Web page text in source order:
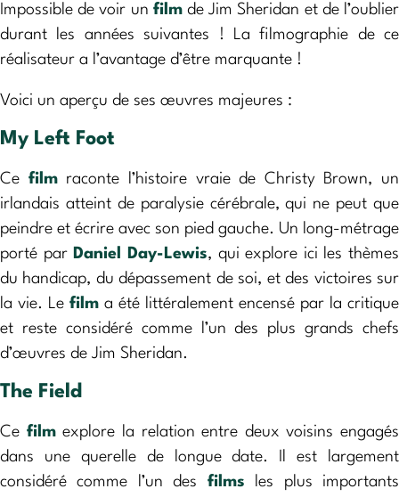
Impossible de voir un filmde Jim Sheridan et de l’oublier
durant les années suivantes ! La filmographie de ce
réalisateur a l’avantage d’être marquante !
Voici un aperçu de ses œuvres majeures :
My Left Foot
Ce filmraconte l’histoire vraie de Christy Brown, un
irlandais atteint de paralysie cérébrale, qui ne peut que
peindre et écrire avec son pied gauche. Un long-métrage
porté par Daniel Day-Lewis, qui explore ici les thèmes
du handicap, du dépassement de soi, et des victoires sur
la vie. Le film a été littéralement encensé par la critique
et reste considéré comme l’un des plus grands chefs
d’œuvres de Jim Sheridan.
The Field
Ce filmexplore la relation entre deux voisins engagés
dans une querelle de longue date. Il est largement
considéré comme l’un des films les plus importants